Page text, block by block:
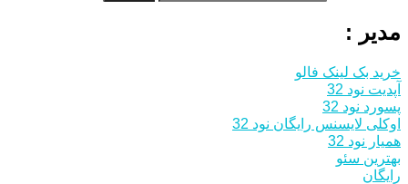
مدیر :
خرید بک لینک فالو
آپدیت نود 32
پسورد نود 32
اوکلی لایسنس رایگان نود 32
همیار نود 32
بهترین سئو
رایگان